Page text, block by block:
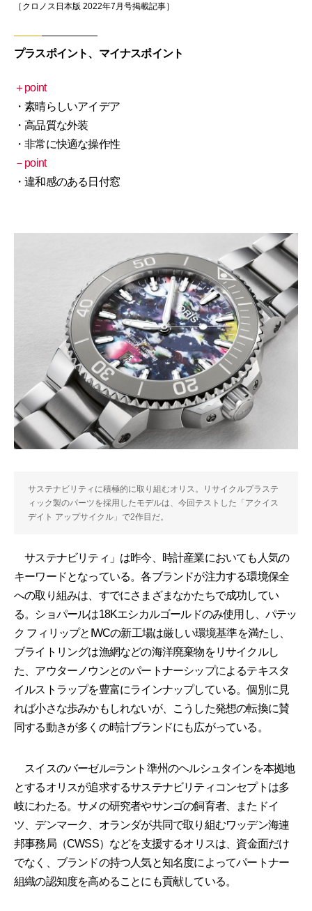
［クロノス日本版 2022年7月号掲載記事］
プラスポイント、マイナスポイント
＋point
・素晴らしいアイデア
・高品質な外装
・非常に快適な操作性
－point
・違和感のある日付窓
サステナビリティに積極的に取り組むオリス。リサイクルプラステ
ィック製のパーツを採用したモデルは、今回テストした「アクイス
デイト アップサイクル」で2作目だ。
サステナビリティ」は昨今、時計産業においても人気の
キーワードとなっている。各ブランドが注力する環境保全
への取り組みは、すでにさまざまなかたちで成功してい
る。ショパールは18Kエシカルゴールドのみ使用し、パテッ
ク フィリップとIWCの新工場は厳しい環境基準を満たし、
ブライトリングは漁網などの海洋廃棄物をリサイクルし
た、アウターノウンとのパートナーシップによるテキスタ
イルストラップを豊富にラインナップしている。個別に見
れば小さな歩みかもしれないが、こうした発想の転換に賛
同する動きが多くの時計ブランドにも広がっている。
スイスのバーゼル=ラント準州のヘルシュタインを本拠地
とするオリスが追求するサステナビリティコンセプトは多
岐にわたる。サメの研究者やサンゴの飼育者、またドイ
ツ、デンマーク、オランダが共同で取り組むワッデン海連
邦事務局（CWSS）などを支援するオリスは、資金面だけ
でなく、ブランドの持つ人気と知名度によってパートナー
組織の認知度を高めることにも貢献している。